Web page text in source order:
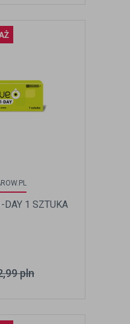
DAY 1 SZTUKA
pln